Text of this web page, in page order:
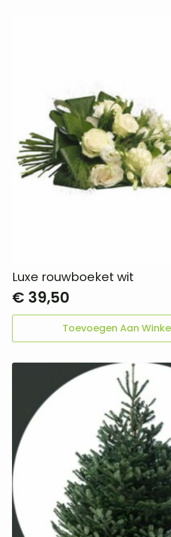
Luxe rouwboeket wit
€ 39,50
Toevoegen Aan